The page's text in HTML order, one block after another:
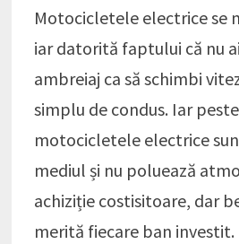
Motocicletele electrice se
iar datorită faptului că nu
ambreiaj ca să schimbi
simplu de condus. Iar
motocicletele electrice
mediul și nu poluează
achiziție costisitoare, dar
merită fiecare ban investit.